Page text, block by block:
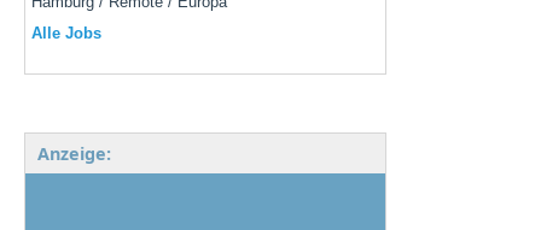
Alle Jobs
Anzeige: